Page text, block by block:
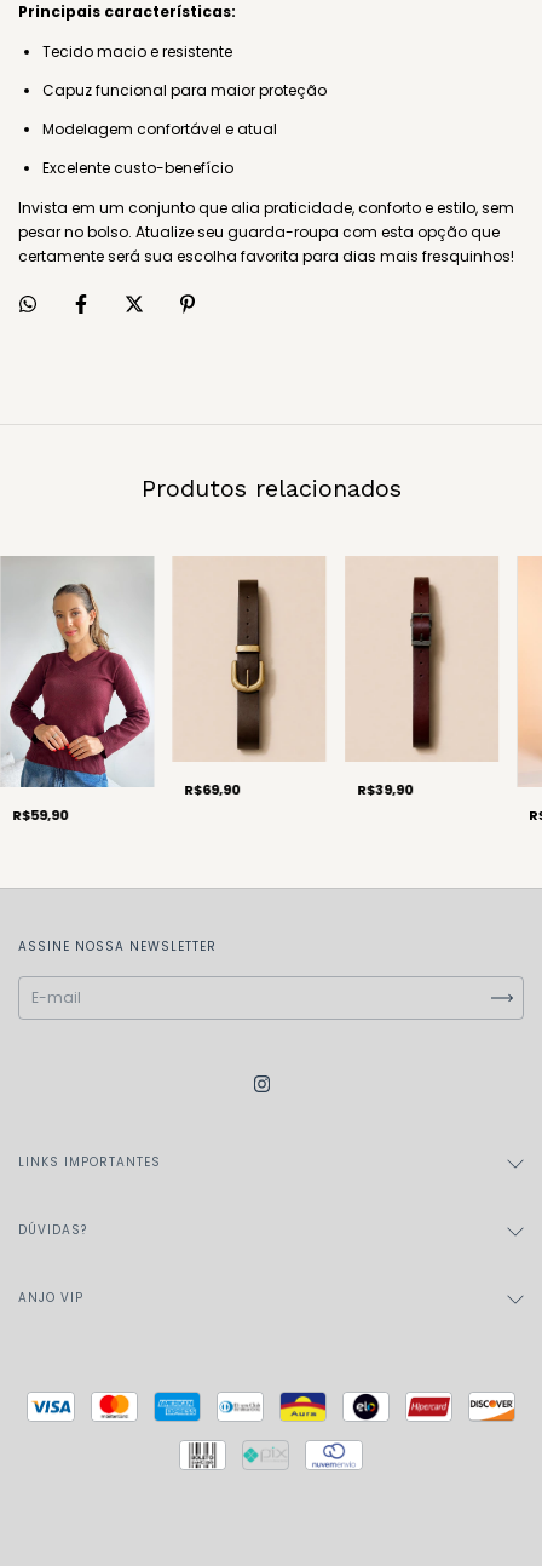
Principais características:
Tecido macio e resistente
Capuz funcional para maior proteção
Modelagem confortável e atual
Excelente custo-benefício
Invista em um conjunto que alia praticidade, conforto e estilo, sem
pesar no bolso. Atualize seu guarda-roupa com esta opção que
certamente será sua escolha favorita para dias mais fresquinhos!
Produtos relacionados
R$59,90
R$69,90
R$39,90
ASSINE NOSSA NEWSLETTER
LINKS IMPORTANTES
DÚVIDAS?
ANJO VIP